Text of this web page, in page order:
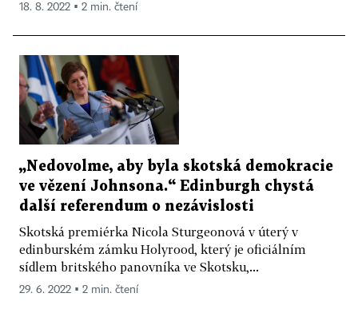
18. 8. 2022 ▪ 2 min. čtení
„Nedovolme, aby byla skotská demokracie
ve vězení Johnsona.“ Edinburgh chystá
další referendum o nezávislosti
Skotská premiérka Nicola Sturgeonová v úterý v
edinburském zámku Holyrood, který je oficiálním
sídlem britského panovníka ve Skotsku,...
29. 6. 2022 ▪ 2 min. čtení